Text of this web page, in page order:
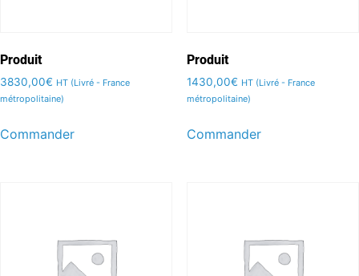
Produit
3830,00€ HT (Livré - France
métropolitaine)
Commander
Produit
1430,00€ HT (Livré - France
métropolitaine)
Commander